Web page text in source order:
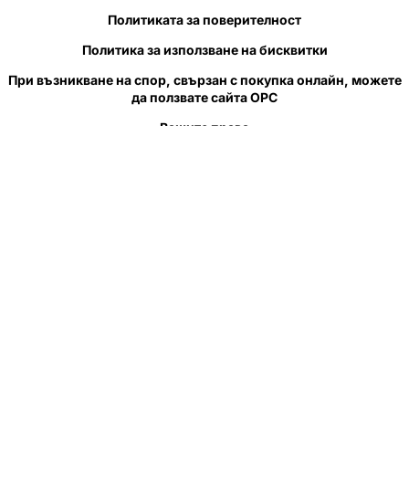
Политиката за поверителност
Политика за използване на бисквитки
При възникване на спор, свързан с покупка онлайн, можете
да ползвате сайта ОРС
Вашите права